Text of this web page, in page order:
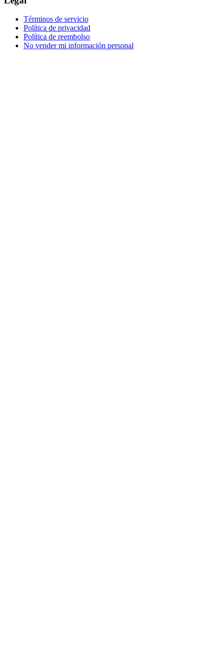
Términos de servicio
Política de privacidad
Política de reembolso
No vender mi información personal